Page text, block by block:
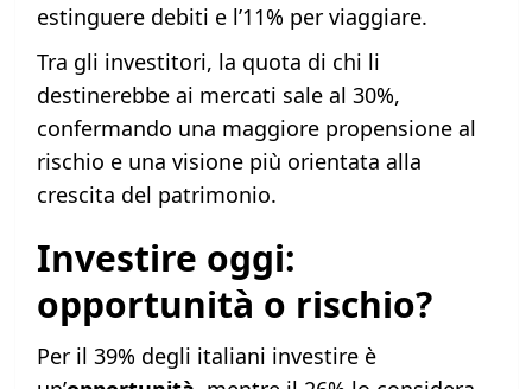
estinguere debiti e l’11% per viaggiare.
Tra gli investitori, la quota di chi li
destinerebbe ai mercati sale al 30%,
confermando una maggiore propensione al
rischio e una visione più orientata alla
crescita del patrimonio.
Investire oggi:
opportunità o rischio?
Per il 39% degli italiani investire è